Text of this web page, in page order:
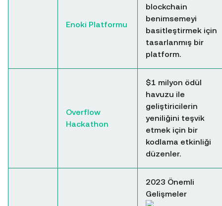
Enoki Platformu
blockchain
benimsemeyi
basitleştirmek için
tasarlanmış bir
platform.
Overflow
Hackathon
$1 milyon ödül
havuzu ile
geliştiricilerin
yeniliğini teşvik
etmek için bir
kodlama etkinliği
düzenler.
2023 Önemli
Gelişmeler